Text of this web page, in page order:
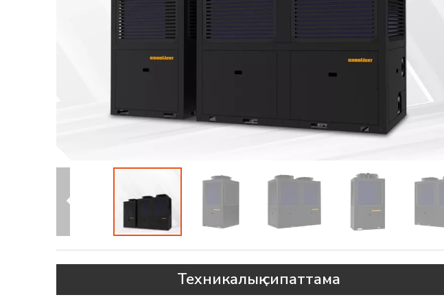
Техникалық сипаттама